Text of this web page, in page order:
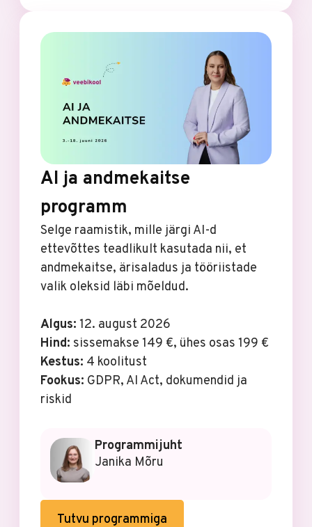
AI ja andmekaitse
programm
Selge raamistik, mille järgi AI-d
ettevõttes teadlikult kasutada nii, et
andmekaitse, ärisaladus ja tööriistade
valik oleksid läbi mõeldud.
Algus: 12. august 2026
Hind: sissemakse 149 €, ühes osas 199 €
Kestus: 4 koolitust
Fookus: GDPR, AI Act, dokumendid ja
riskid
Programmijuht
Janika Mõru
Tutvu programmiga